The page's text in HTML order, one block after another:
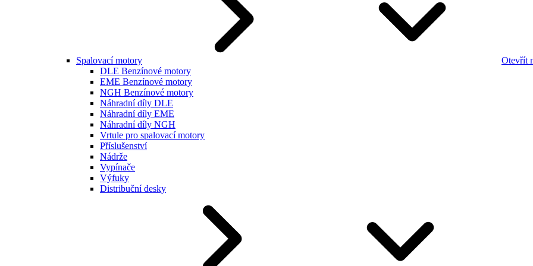
Spalovací motory
Otevřít
DLE Benzínové motory
EME Benzínové motory
NGH Benzínové motory
Náhradní díly DLE
Náhradní díly EME
Náhradní díly NGH
Vrtule pro spalovací motory
Příslušenství
Nádrže
Vypínače
Výfuky
Distribuční desky